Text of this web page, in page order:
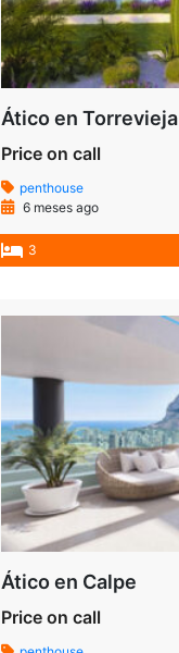
Ático en Torrevieja
Price on call
penthouse
6 meses ago
3
Ático en Calpe
Price on call